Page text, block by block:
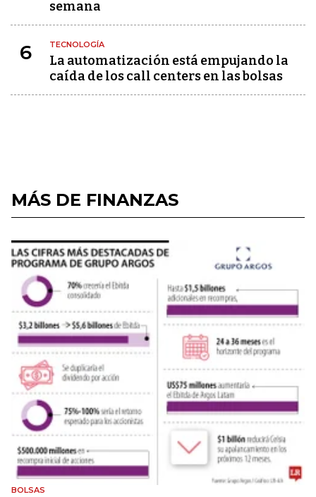
semana
6 TECNOLOGÍA
La automatización está empujando la
caída de los call centers en las bolsas
MÁS DE FINANZAS
BOLSAS